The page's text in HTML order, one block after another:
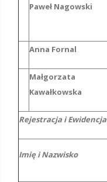
Paweł Nagowski
Anna Fornal
Małgorzata
Kawałkowska
Rejestracja i Ewidencja
Imię i Nazwisko